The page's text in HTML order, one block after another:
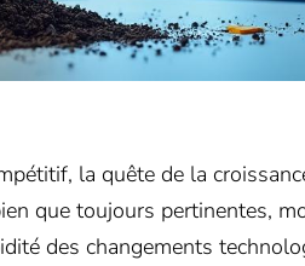
la quête de la
que toujours pertinentes,
des changements